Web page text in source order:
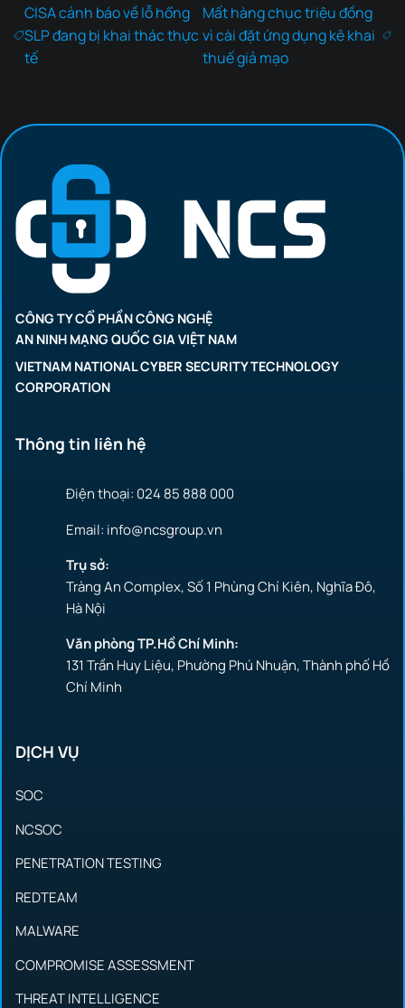
CISA cảnh báo về lỗ hổng
SLP đang bị khai thác thực
tế
Mất hàng chục triệu đồng
vì cài đặt ứng dụng kê khai
thuế giả mạo
CÔNG TY CỔ PHẦN CÔNG NGHỆ
AN NINH MẠNG QUỐC GIA VIỆT NAM
VIETNAM NATIONAL CYBER SECURITY TECHNOLOGY
CORPORATION
Thông tin liên hệ
Điện thoại: 024 85 888 000
Email: info@ncsgroup.vn
Trụ sở:
Tràng An Complex, Số 1 Phùng Chí Kiên, Nghĩa Đô,
Hà Nội
Văn phòng TP.Hồ Chí Minh:
131 Trần Huy Liệu, Phường Phú Nhuận, Thành phố Hồ
Chí Minh
DỊCH VỤ
SOC
NCSOC
PENETRATION TESTING
REDTEAM
MALWARE
COMPROMISE ASSESSMENT
THREAT INTELLIGENCE